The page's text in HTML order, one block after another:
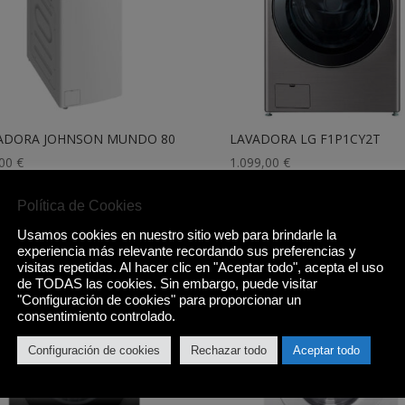
JOHNSON MUNDO 80
€
LAVADORA LG F1P1CY2T
1.099,00 €
Política de Cookies
Usamos cookies en nuestro sitio web para brindarle la
experiencia más relevante recordando sus preferencias y
visitas repetidas. Al hacer clic en "Aceptar todo", acepta el uso
de TODAS las cookies. Sin embargo, puede visitar
"Configuración de cookies" para proporcionar un
consentimiento controlado.
Configuración de cookies Rechazar todo Aceptar todo